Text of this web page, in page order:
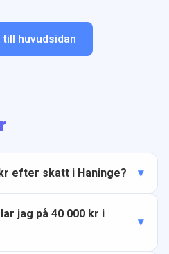
till huvudsidan
efter skatt i Haninge?
jag på 40 000 kr i